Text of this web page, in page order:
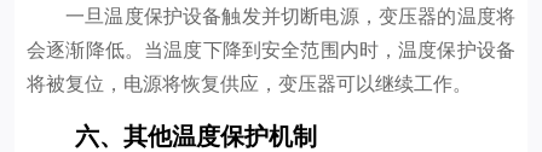
一旦温度保护设备触发并切断电源，变压器的温度将
会逐渐降低。当温度下降到安全范围内时，温度保护设备
将被复位，电源将恢复供应，变压器可以继续工作。
六、其他温度保护机制